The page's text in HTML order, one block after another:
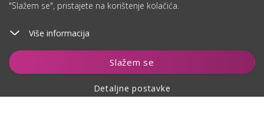
"Slažem se", pristajete na korištenje kolačića.
Više informacija
Slažem se
Detaljne postavke
Čuvaj